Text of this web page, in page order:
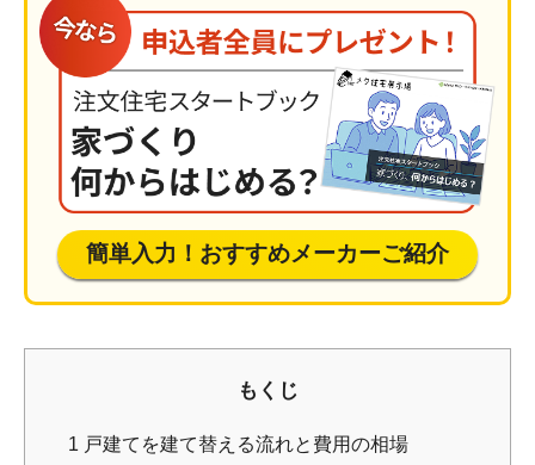
簡単入力！おすすめメーカーご紹介
もくじ
1 戸建てを建て替える流れと費用の相場